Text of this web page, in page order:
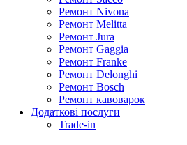
Ремонт Nivona
Ремонт Melitta
Ремонт Jura
Ремонт Gaggia
Ремонт Franke
Ремонт Delonghi
Ремонт Bosch
Ремонт кавоварок
Додаткові послуги
Trade-in